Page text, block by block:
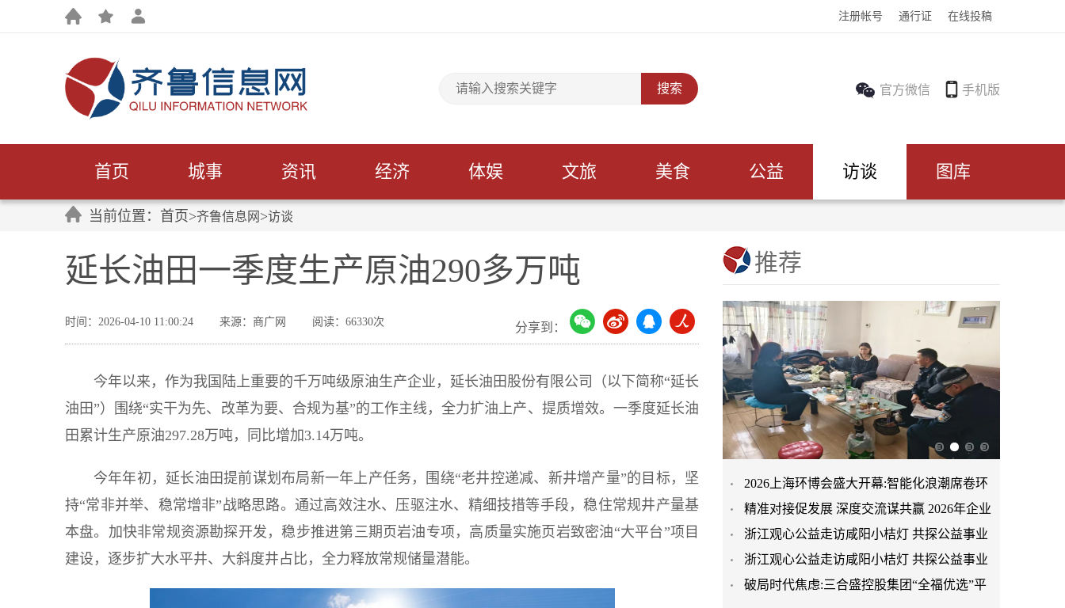
注册帐号 通行证 在线投稿
官方微信 手机版
首页 城事 资讯 经济 体娱 文旅 美食 公益 访谈 图库
当前位置：首页>齐鲁信息网 >访谈
延长油田一季度生产原油290多万吨
时间：2026-04-10 11:00:24 来源：商广网 阅读：66330次 分享到：
今年以来，作为我国陆上重要的千万吨级原油生产企业，延长油田股份有限公司（以下简称“延长
油田”）围绕“实干为先、改革为要、合规为基”的工作主线，全力扩油上产、提质增效。一季度延长油
田累计生产原油297.28万吨，同比增加3.14万吨。
今年年初，延长油田提前谋划布局新一年上产任务，围绕“老井控递减、新井增产量”的目标，坚
持“常非并举、稳常增非”战略思路。通过高效注水、压驱注水、精细技措等手段，稳住常规井产量基
本盘。加快非常规资源勘探开发，稳步推进第三期页岩油专项，高质量实施页岩致密油“大平台”项目
建设，逐步扩大水平井、大斜度井占比，全力释放常规储量潜能。
推荐
2026上海环博会盛大开幕:智能化浪潮席卷环
保产业
精准对接促发展 深度交流谋共赢 2026年企业
投融资交流活动第二
浙江观心公益走访咸阳小桔灯 共探公益事业
可持续发展新路径
浙江观心公益走访咸阳小桔灯 共探公益事业
可持续发展新路径
破局时代焦虑:三合盛控股集团“全福优选”平